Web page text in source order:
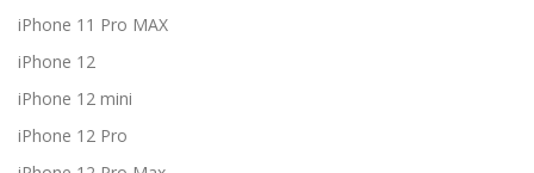
iPhone 11 Pro MAX
iPhone 12
iPhone 12 mini
iPhone 12 Pro